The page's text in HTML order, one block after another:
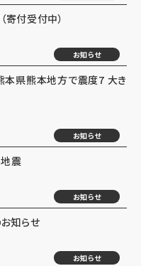
寄付受付中）
お知らせ
本県熊本地方で震度7 大き
お知らせ
震
お知らせ
知らせ
お知らせ